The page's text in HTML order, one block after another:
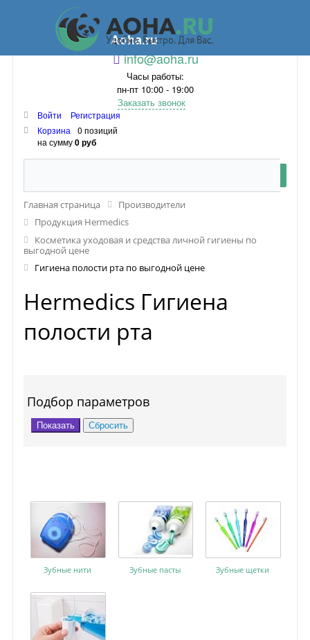
Aoha.ru
info@aoha.ru
Часы работы:
пн-пт 10:00 - 19:00
Заказать звонок
Войти
Регистрация
Корзина
0 позиций
на сумму0 руб
Главная страница
Производители
Продукция Hermedics
Косметика уходовая и средства личной гигиены по
выгодной цене
Гигиена полости рта по выгодной цене
Hermedics Гигиена
полости рта
Подбор параметров
Зубные нити Зубные пасты Зубные щетки